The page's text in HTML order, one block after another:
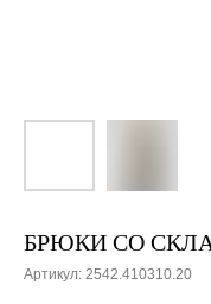
БРЮКИ СО
Артикул: 2542.410310.20